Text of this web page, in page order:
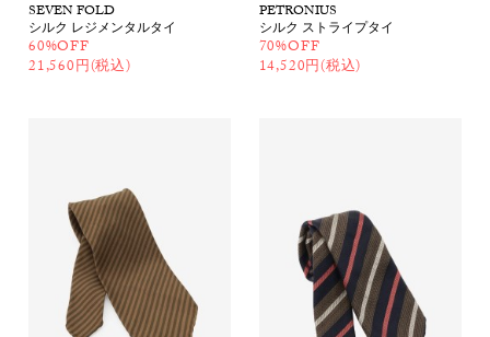
SEVEN FOLD
シルク レジメンタルタイ
60%OFF
21,560円(税込)
PETRONIUS
シルク ストライプタイ
70%OFF
14,520円(税込)